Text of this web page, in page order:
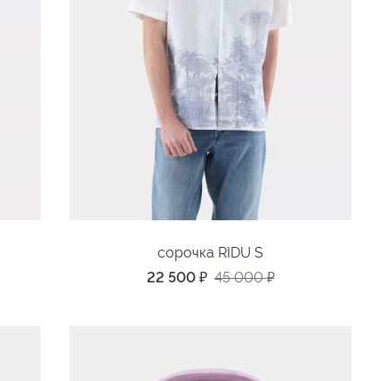
сорочка RIDU S
22 500 ₽ 45 000₽